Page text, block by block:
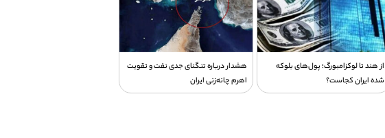
از هند تا لوکزامبورگ؛ پول‌های بلوکه
شده ایران کجاست؟
هشدار درباره تنگنای جدی نفت و تقویت
اهرم چانه‌زنی ایران